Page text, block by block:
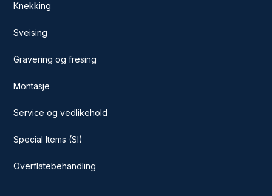
Knekking
Sveising
Gravering og fresing
Montasje
Service og vedlikehold
Special Items (SI)
Overflatebehandling